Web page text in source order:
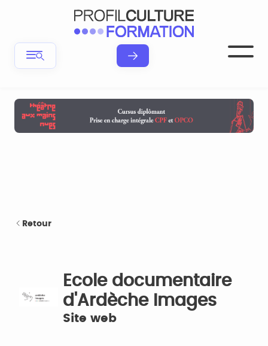
Retour
Ecole documentaire
d'Ardèche Images
Site web